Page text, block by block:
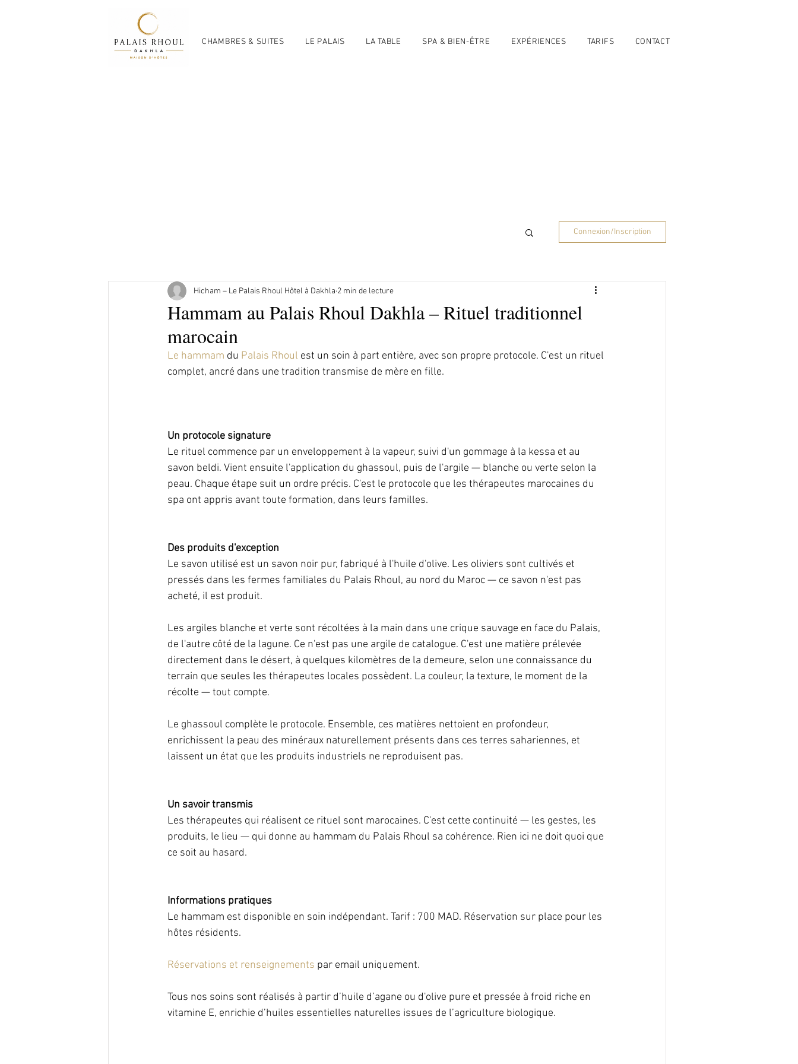
CHAMBRES & SUITES LE PALAIS LA TABLE SPA & BIEN-ÊTRE EXPÉRIENCES TARIFS CONTACT
Connexion/Inscription
Hammam au Palais Rhoul Dakhla – Rituel traditionnel
marocain
Hicham – Le Palais Rhoul Hôtel à Dakhla 2 min de lecture
Le hammam du Palais Rhoul est un soin à part entière, avec son propre protocole. C'est un rituel
complet, ancré dans une tradition transmise de mère en fille.
Un protocole signature
Le rituel commence par un enveloppement à la vapeur, suivi d'un gommage à la kessa et au
savon beldi. Vient ensuite l'application du ghassoul, puis de l'argile — blanche ou verte selon la
peau. Chaque étape suit un ordre précis. C'est le protocole que les thérapeutes marocaines du
spa ont appris avant toute formation, dans leurs familles.
Des produits d'exception
Le savon utilisé est un savon noir pur, fabriqué à l'huile d'olive. Les oliviers sont cultivés et
pressés dans les fermes familiales du Palais Rhoul, au nord du Maroc — ce savon n'est pas
acheté, il est produit.
Les argiles blanche et verte sont récoltées à la main dans une crique sauvage en face du Palais,
de l'autre côté de la lagune. Ce n'est pas une argile de catalogue. C'est une matière prélevée
directement dans le désert, à quelques kilomètres de la demeure, selon une connaissance du
terrain que seules les thérapeutes locales possèdent. La couleur, la texture, le moment de la
récolte — tout compte.
Le ghassoul complète le protocole. Ensemble, ces matières nettoient en profondeur,
enrichissent la peau des minéraux naturellement présents dans ces terres sahariennes, et
laissent un état que les produits industriels ne reproduisent pas.
Un savoir transmis
Les thérapeutes qui réalisent ce rituel sont marocaines. C'est cette continuité — les gestes, les
produits, le lieu — qui donne au hammam du Palais Rhoul sa cohérence. Rien ici ne doit quoi que
ce soit au hasard.
Informations pratiques
Le hammam est disponible en soin indépendant. Tarif : 700 MAD. Réservation sur place pour les
hôtes résidents.
Réservations et renseignements par email uniquement.
Tous nos soins sont réalisés à partir d’huile d’agane ou d'olive pure et pressée à froid riche en
vitamine E, enrichie d’huiles essentielles naturelles issues de l’agriculture biologique.